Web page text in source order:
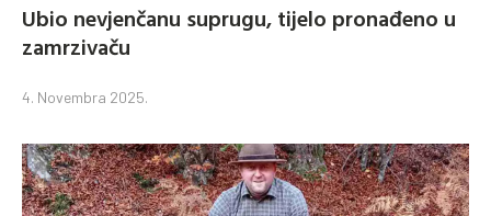
Ubio nevjenčanu suprugu, tijelo pronađeno u
zamrzivaču
4. Novembra 2025.